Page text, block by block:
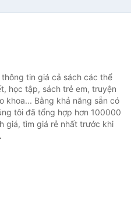
tin giá cả sách các thể
học tập, sách trẻ em, truyện
khoa... Bằng khả năng sẵn có
tôi đã tổng hợp hơn 100000
giá, tìm giá rẻ nhất trước khi